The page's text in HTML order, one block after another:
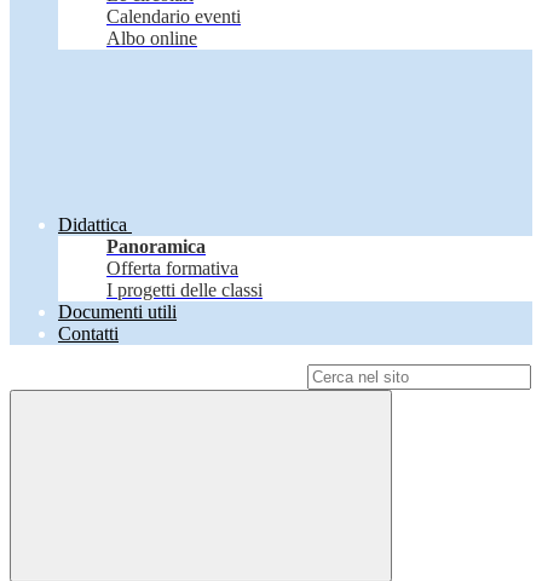
Calendario eventi
Albo online
Didattica
Panoramica
Offerta formativa
I progetti delle classi
Documenti utili
Contatti